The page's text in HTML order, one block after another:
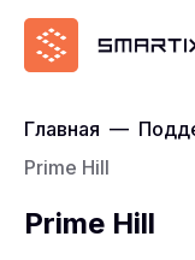
Главная —
Prime Hill
Prime Hill